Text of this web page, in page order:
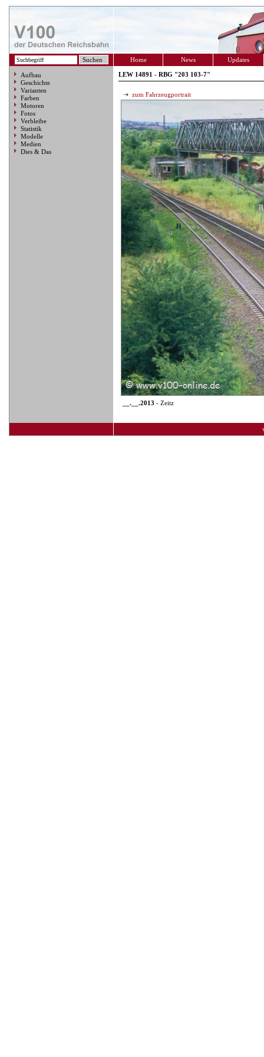
Home News Updates
Aufbau
Geschichte
Varianten
Farben
Motoren
Fotos
Verbleibe
Statistik
Modelle
Medien
Dies & Das
LEW 14891 - RBG "203 103-7"
zum Fahrzeugportrait
__.__.2013 - Zeitz